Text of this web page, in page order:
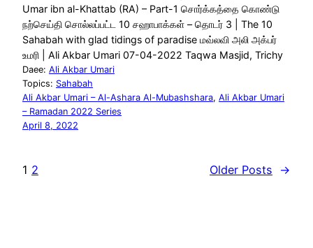
Umar ibn al-Khattab (RA) – Part-1 சொர்க்கத்தை கொண்டு
நற்செய்தி சொல்லப்பட்ட 10 சஹாபாக்கள் – தொடர் 3 | The 10
Sahabah with glad tidings of paradise மவ்லவி அலி அக்பர்
உமரி | Ali Akbar Umari 07-04-2022 Taqwa Masjid, Trichy
Daee: Ali Akbar Umari
Topics: Sahabah
Ali Akbar Umari – Al-Ashara Al-Mubashshara, Ali Akbar Umari
– Ramadan 2022 Series
April 8, 2022
1 2 Older Posts →